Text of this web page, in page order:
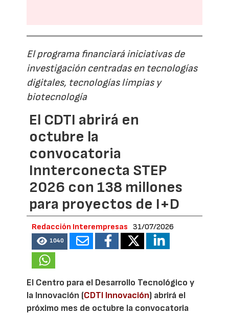
El programa financiará iniciativas de
investigación centradas en tecnologías
digitales, tecnologías limpias y
biotecnología
El CDTI abrirá en
octubre la
convocatoria
Innterconecta STEP
2026 con 138 millones
para proyectos de I+D
Redacción Interempresas 31/07/2026
1040
El Centro para el Desarrollo Tecnológico y
la Innovación (CDTI Innovación) abrirá el
próximo mes de octubre la convocatoria